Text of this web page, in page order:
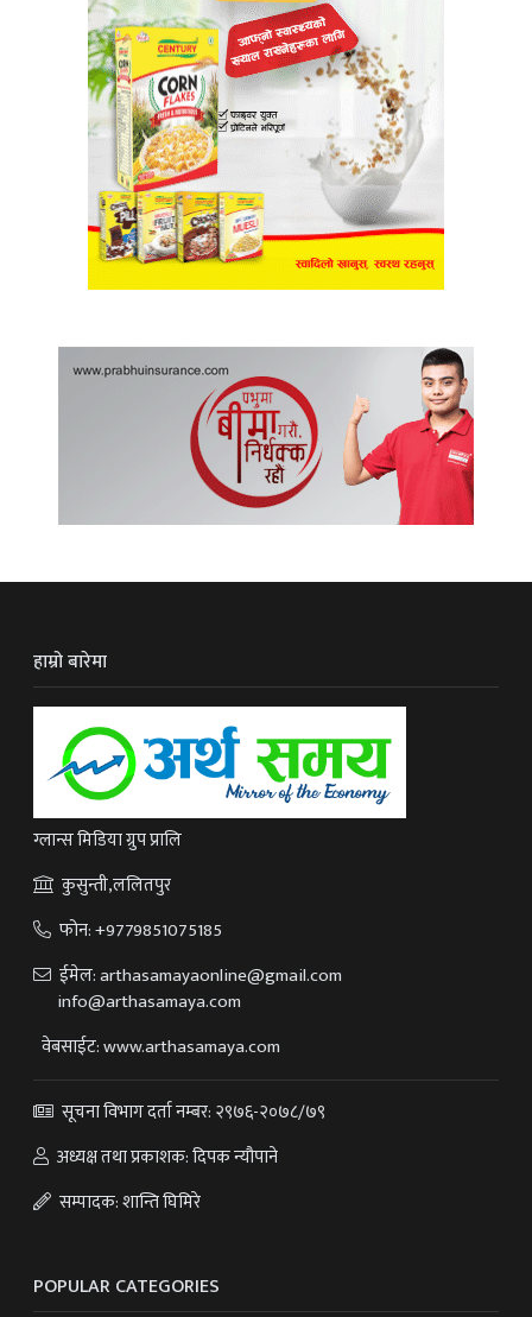
हाम्रो बारेमा
ग्लान्स मिडिया ग्रुप प्रालि
कुसुन्ती,ललितपुर
फोन:+9779851075185
ईमेल:arthasamayaonline@gmail.com
info@arthasamaya.com
वेबसाईट: www.arthasamaya.com
सूचना विभाग दर्ता नम्बर: २९७६-२०७८/७९
अध्यक्ष तथा प्रकाशक: दिपक न्यौपाने
सम्पादक: शान्ति घिमिरे
POPULAR CATEGORIES